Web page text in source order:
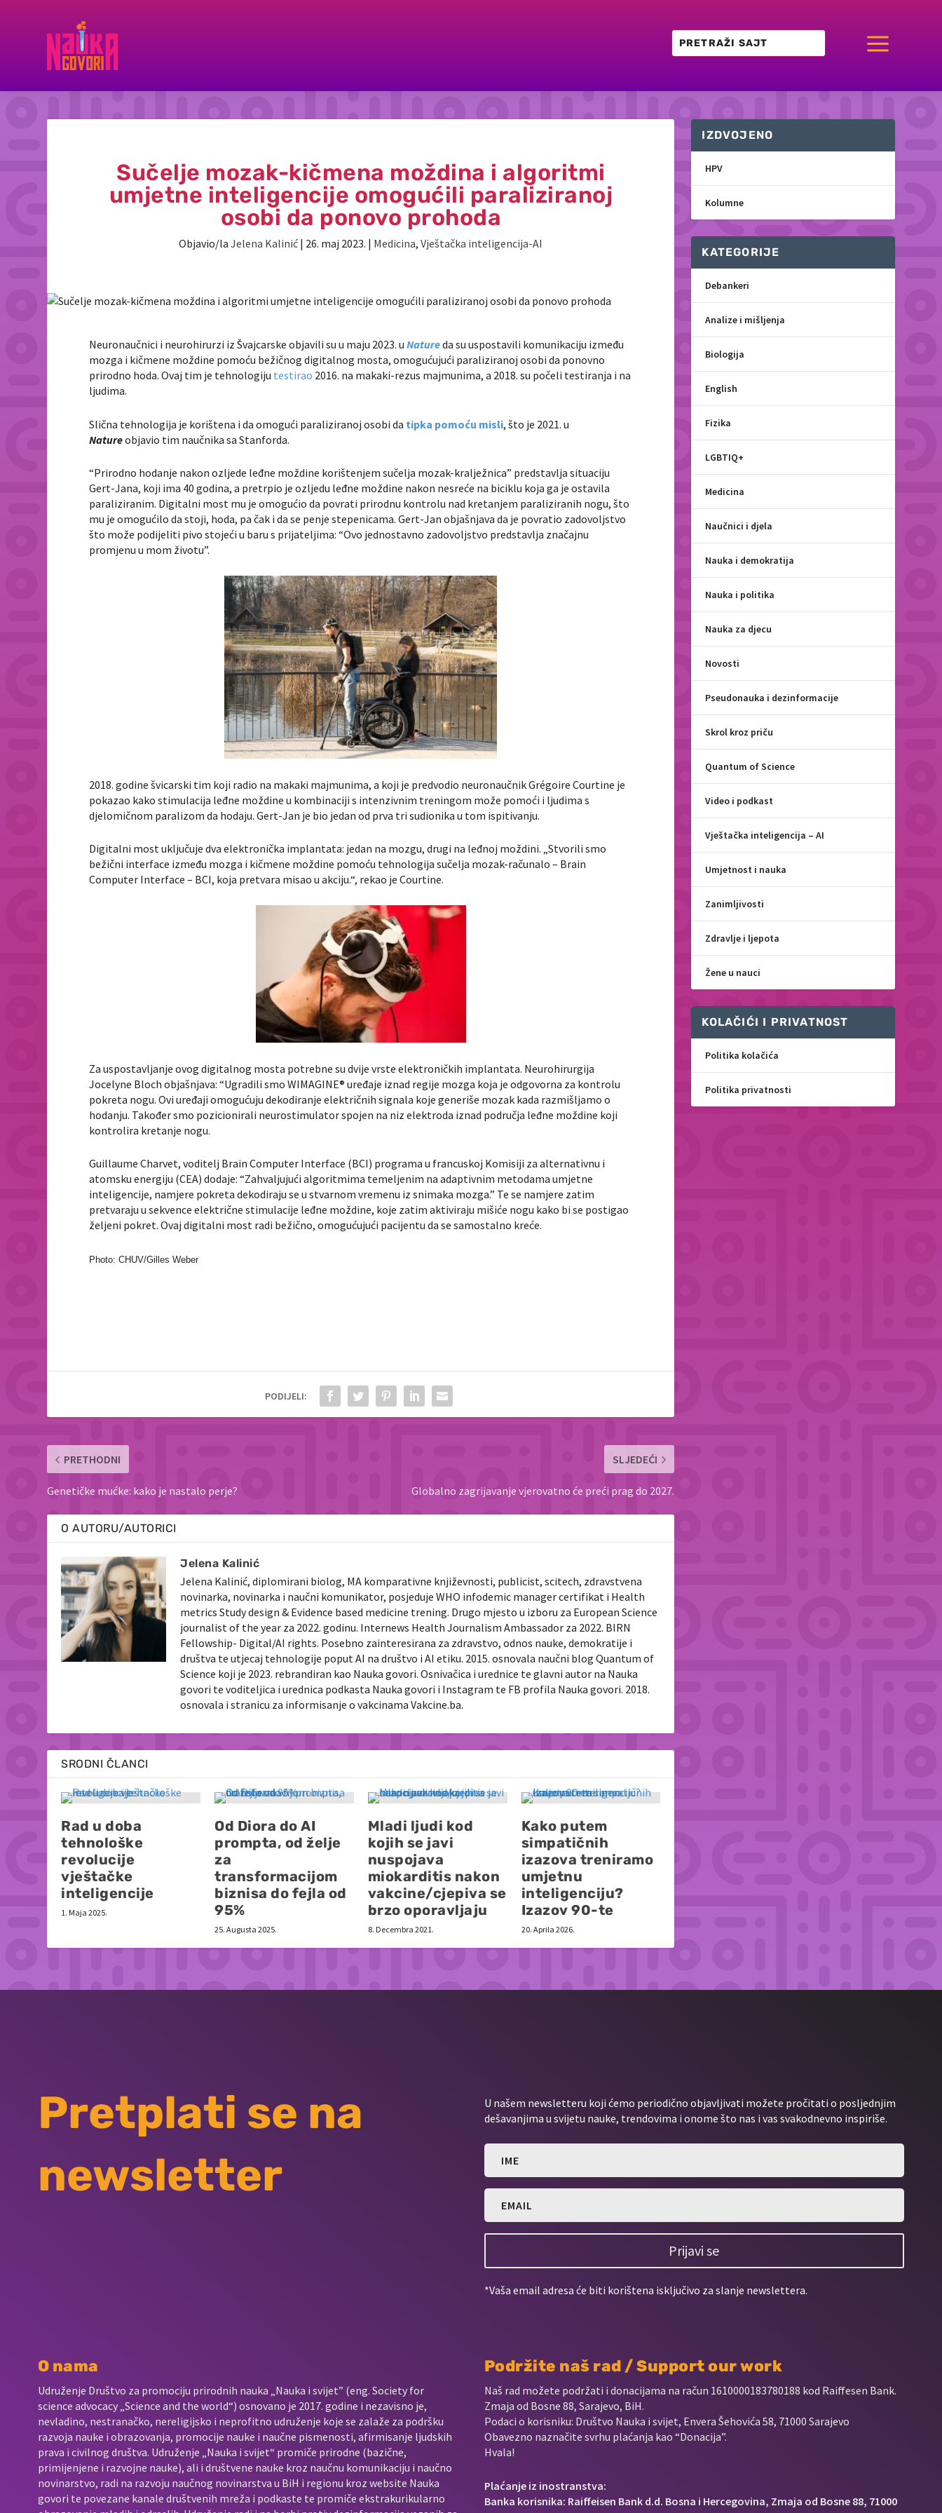
a
Sučelje mozak-kičmena moždina i algoritmi
umjetne inteligencije omogućili paraliziranoj
osobi da ponovo prohoda
Objavio/laJelena Kalinić | 26. maj 2023. | Medicina,Vještačka inteligencija-AI
Neuronaučnici i neurohirurzi iz Švajcarske objavili su u maju 2023. uNatureda su uspostavili komunikaciju između
mozga i kičmene moždine pomoću bežičnog digitalnog mosta, omogućujući paraliziranoj osobi da ponovno
prirodno hoda. Ovaj tim je tehnologiju testirao 2016. na makaki-rezus majmunima, a 2018. su počeli testiranja i na
ljudima.
Slična tehnologija je korištena i da omogući paraliziranoj osobi da tipka pomoću misli, što je 2021. u
Natureobjavio tim naučnika sa Stanforda.
“Prirodno hodanje nakon ozljede leđne moždine korištenjem sučelja mozak-kralježnica” predstavlja situaciju
Gert-Jana, koji ima 40 godina, a pretrpio je ozljedu leđne moždine nakon nesreće na biciklu koja ga je ostavila
paraliziranim. Digitalni most mu je omogućio da povrati prirodnu kontrolu nad kretanjem paraliziranih nogu, što
mu je omogućilo da stoji, hoda, pa čak i da se penje stepenicama. Gert-Jan objašnjava da je povratio zadovoljstvo
što može podijeliti pivo stojeći u baru s prijateljima: “Ovo jednostavno zadovoljstvo predstavlja značajnu
promjenu u mom životu”.
2018. godine švicarski tim koji radio na makaki majmunima, a koji je predvodio neuronaučnik Grégoire Courtine je
pokazao kako stimulacija leđne moždine u kombinaciji s intenzivnim treningom može pomoći i ljudima s
djelomičnom paralizom da hodaju. Gert-Jan je bio jedan od prva tri sudionika u tom ispitivanju.
Digitalni most uključuje dva elektronička implantata: jedan na mozgu, drugi na leđnoj moždini. „Stvorili smo
bežični interface između mozga i kičmene moždine pomoću tehnologija sučelja mozak-računalo – Brain
Computer Interface – BCI, koja pretvara misao u akciju.“, rekao je Courtine.
Za uspostavljanje ovog digitalnog mosta potrebne su dvije vrste elektroničkih implantata. Neurohirurgija
Jocelyne Bloch objašnjava: “Ugradili smo WIMAGINE® uređaje iznad regije mozga koja je odgovorna za kontrolu
pokreta nogu. Ovi uređaji omogućuju dekodiranje električnih signala koje generiše mozak kada razmišljamo o
hodanju. Također smo pozicionirali neurostimulator spojen na niz elektroda iznad područja leđne moždine koji
kontrolira kretanje nogu.
Guillaume Charvet, voditelj Brain Computer Interface (BCI) programa u francuskoj Komisiji za alternativnu i
atomsku energiju (CEA) dodaje: “Zahvaljujući algoritmima temeljenim na adaptivnim metodama umjetne
inteligencije, namjere pokreta dekodiraju se u stvarnom vremenu iz snimaka mozga.” Te se namjere zatim
pretvaraju u sekvence električne stimulacije leđne moždine, koje zatim aktiviraju mišiće nogu kako bi se postigao
željeni pokret. Ovaj digitalni most radi bežično, omogućujući pacijentu da se samostalno kreće.
Photo: CHUV/Gilles Weber
PODIJELI:
PRETHODNI
Genetičke mućke: kako je nastalo perje?
SLJEDEĆI
Globalno zagrijavanje vjerovatno će preći prag do 2027.
O AUTORU/AUTORICI
Jelena Kalinić
Jelena Kalinić, diplomirani biolog, MA komparativne književnosti, publicist, scitech, zdravstvena
novinarka, novinarka i naučni komunikator, posjeduje WHO infodemic manager certifikat i Health
metrics Study design & Evidence based medicine trening. Drugo mjesto u izboru za European Science
journalist of the year za 2022. godinu. Internews Health Journalism Ambassador za 2022. BIRN
Fellowship- Digital/AI rights. Posebno zainteresirana za zdravstvo, odnos nauke, demokratije i
društva te utjecaj tehnologije poput AI na društvo i AI etiku. 2015. osnovala naučni blog Quantum of
Science koji je 2023. rebrandiran kao Nauka govori. Osnivačica i urednice te glavni autor na Nauka
govori te voditeljica i urednica podkasta Nauka govori i Instagram te FB profila Nauka govori. 2018.
osnovala i stranicu za informisanje o vakcinama Vakcine.ba.
SRODNI ČLANCI
Rad u doba
tehnološke
revolucije
vještačke
inteligencije
1. Maja 2025.
Od Diora do AI
prompta, od želje
za
transformacijom
biznisa do fejla od
95%
25. Augusta 2025.
Mladi ljudi kod
kojih se javi
nuspojava
miokarditis nakon
vakcine/cjepiva se
brzo oporavljaju
8. Decembra 2021.
Kako putem
simpatičnih
izazova treniramo
umjetnu
inteligenciju?
Izazov 90-te
20. Aprila 2026.
IZDVOJENO
HPV
Kolumne
KATEGORIJE
Debankeri
Analize i mišljenja
Biologija
English
Fizika
LGBTIQ+
Medicina
Naučnici i djela
Nauka i demokratija
Nauka i politika
Nauka za djecu
Novosti
Pseudonauka i dezinformacije
Skrol kroz priču
Quantum of Science
Video i podkast
Vještačka inteligencija – AI
Umjetnost i nauka
Zanimljivosti
Zdravlje i ljepota
Žene u nauci
KOLAČIĆI I PRIVATNOST
Politika kolačića
Politika privatnosti
Pretplati se na
newsletter
U našem newsletteru koji ćemo periodično objavljivati možete pročitati o posljednjim
dešavanjima u svijetu nauke, trendovima i onome što nas i vas svakodnevno inspiriše.
Prijavi se
*Vaša email adresa će biti korištena isključivo za slanje newslettera.
O nama
Udruženje Društvo za promociju prirodnih nauka „Nauka i svijet” (eng. Society for
science advocacy „Science and the world“) osnovano je 2017. godine i nezavisno je,
nevladino, nestranačko, nereligijsko i neprofitno udruženje koje se zalaže za podršku
razvoja nauke i obrazovanja, promocije nauke i naučne pismenosti, afirmisanje ljudskih
prava i civilnog društva. Udruženje „Nauka i svijet“ promiče prirodne (bazične,
primijenjene i razvojne nauke), ali i društvene nauke kroz naučnu komunikaciju i naučno
novinarstvo, radi na razvoju naučnog novinarstva u BiH i regionu kroz website Nauka
govori te povezane kanale društvenih mreža i podkaste te promiče ekstrakurikularno
Podržite naš rad / Support our work
Naš rad možete podržati i donacijama na račun 1610000183780188 kod Raiffesen Bank.
Zmaja od Bosne 88, Sarajevo, BiH.
Podaci o korisniku: Društvo Nauka i svijet, Envera Šehovića 58, 71000 Sarajevo
Obavezno naznačite svrhu plaćanja kao “Donacija”.
Hvala!
Plaćanje iz inostranstva:
Banka korisnika: Raiffeisen Bank d.d. Bosna i Hercegovina, Zmaja od Bosne 88, 71000